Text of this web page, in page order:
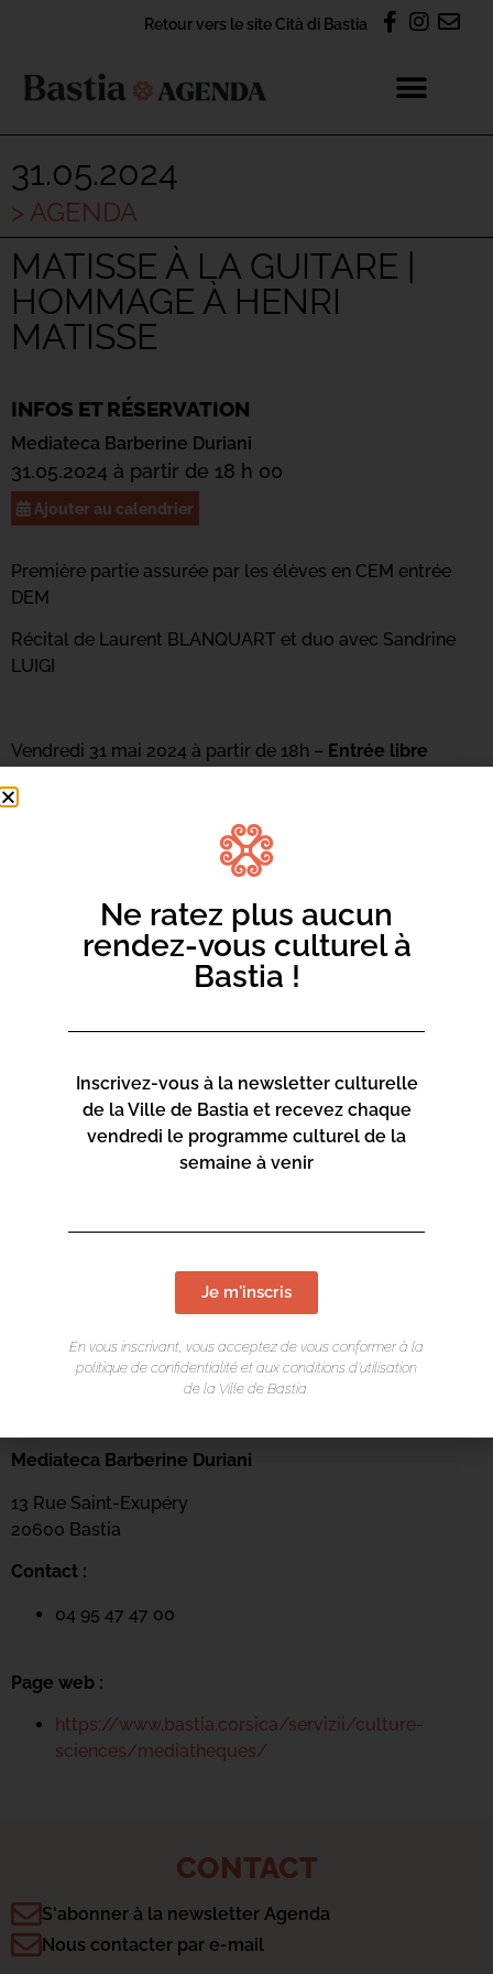
Retour vers le site Cità di Bastia
31.05.2024
> AGENDA
MATISSE À LA GUITARE |
HOMMAGE À HENRI
MATISSE
INFOS ET RÉSERVATION
Mediateca Barberine Duriani
31.05.2024 à partir de 18 h 00
Ajouter au calendrier
Première partie assurée par les élèves en CEM entrée
DEM
Récital de Laurent BLANQUART et duo avec Sandrine
LUIGI
Vendredi 31 mai 2024 à partir de 18h – Entrée libre
Médiathèque Barberine Duriani
Mediateca Barberine Duriani
13 Rue Saint-Exupéry
20600 Bastia
Contact :
04 95 47 47 00
Page web :
https://www.bastia.corsica/servizii/culture-
sciences/mediatheques/
CONTACT
S'abonner à la newsletter Agenda
Nous contacter par e-mail
Ne ratez plus aucun
rendez-vous culturel à
Bastia !
Inscrivez-vous à la newsletter culturelle
de la Ville de Bastia et recevez chaque
vendredi le programme culturel de la
semaine à venir
Je m'inscris
En vous inscrivant, vous acceptez de vous conformer à la
politique de confidentialité et aux conditions d’utilisation
de la Ville de Bastia.